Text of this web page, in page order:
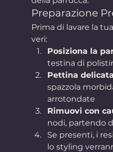
Preparazione
Prima di lavare la
veri:
Posiziona la
testina di
Pettina
spazzola
arrotondate
Rimuovi con
nodi, partendo
Se presenti, i
lo styling